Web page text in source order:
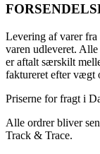
Levering af varer fra
varen udleveret.
er aftalt særskilt
faktureret efter vægt
Priserne for fragt i
Alle ordrer bliver
Track & Trace.